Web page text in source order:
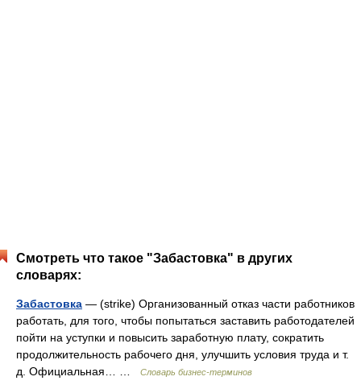
Смотреть что такое "Забастовка" в других
словарях:
Забастовка — (strike) Организованный отказ части работников
работать, для того, чтобы попытаться заставить работодателей
пойти на уступки и повысить заработную плату, сократить
продолжительность рабочего дня, улучшить условия труда и т.
д. Официальная… …
Словарь бизнес-терминов